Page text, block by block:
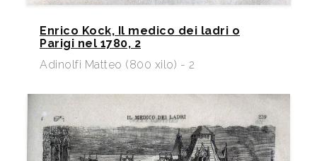
Enrico Kock, Il medico dei ladri o
Parigi nel 1780, 2
Adinolfi Matteo (800 xilo) - 2